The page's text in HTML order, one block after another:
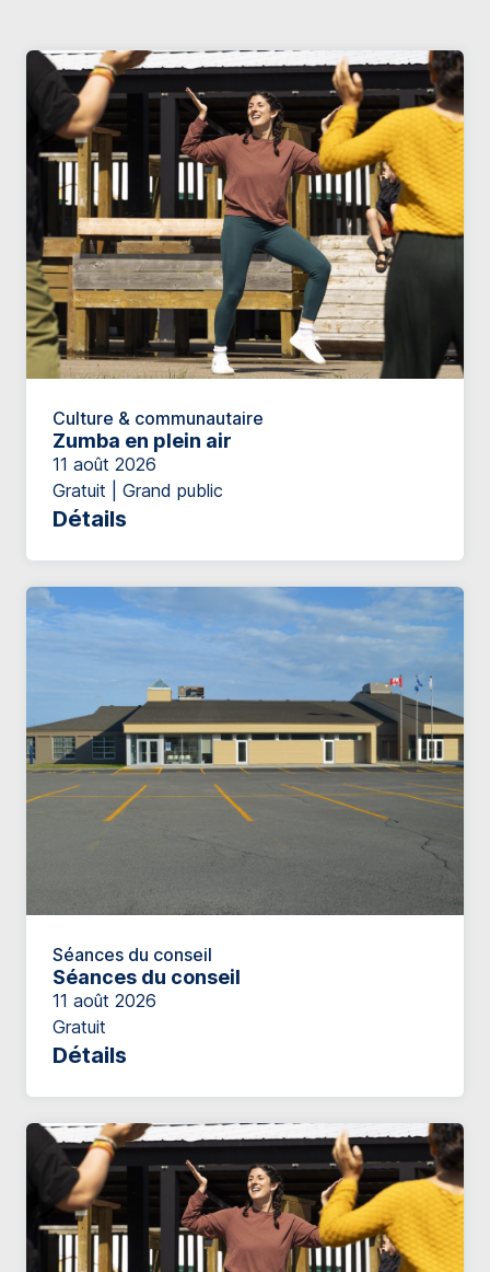
Culture & communautaire
Zumba en plein air
11 août 2026
Gratuit | Grand public
Détails
Séances du conseil
Séances du conseil
11 août 2026
Gratuit
Détails